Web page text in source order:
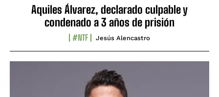
Aquiles Álvarez, declarado culpable y
condenado a 3 años de prisión
#NTF Jesús Alencastro